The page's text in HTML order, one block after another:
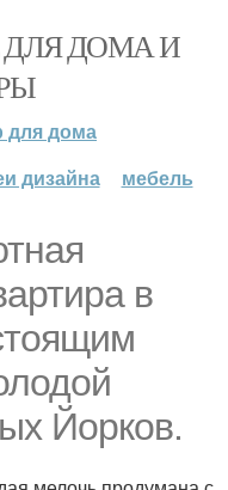
ДЛЯ ДОМА И
для дома
дизайна мебель
в
Йорков.